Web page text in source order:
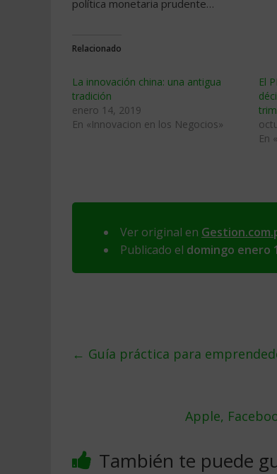
política monetaria prudente…
Relacionado
La innovación china: una antigua
tradición
enero 14, 2019
En «Innovacion en los Negocios»
El
En
Ver original en
Publicado el domingo enero
← Guía práctica para
Apple,
También te puede